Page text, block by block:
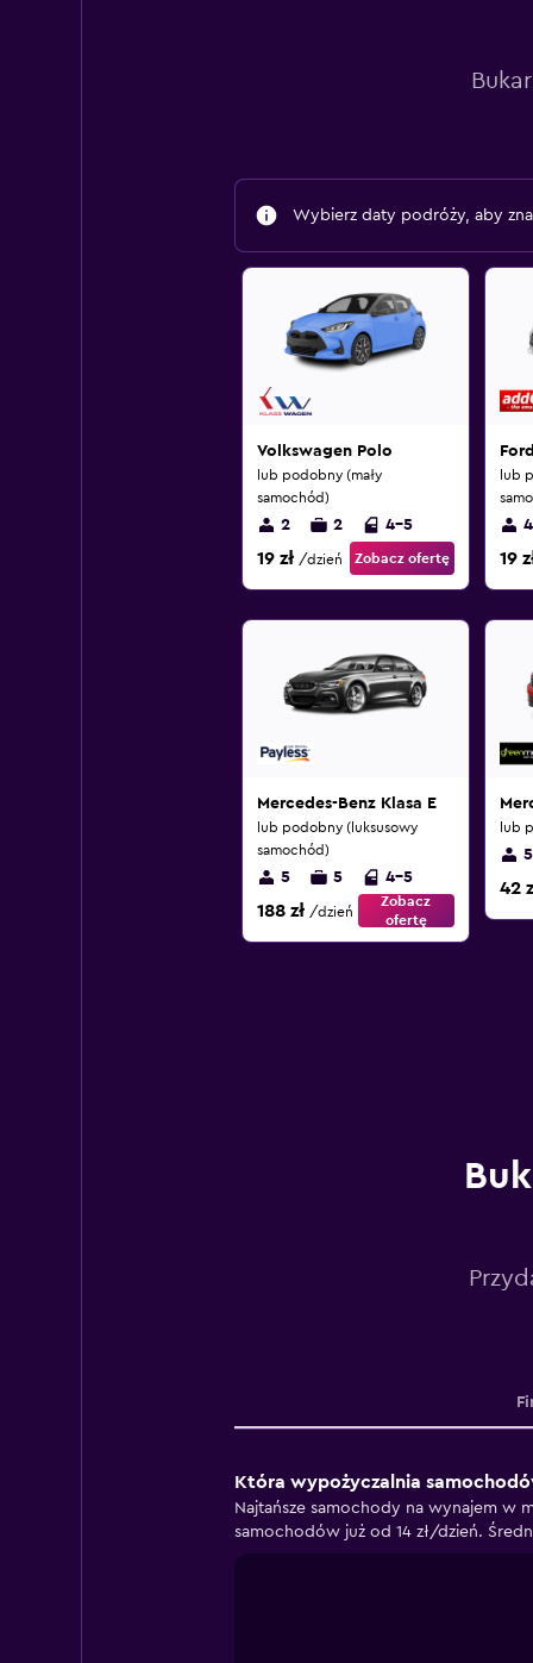
Wybierz daty podróży, aby
Volkswagen Polo
lub podobny (mały
samochód)
2 2 4-5
19 zł /dzień Zobacz ofertę
lub
4
19
Mercedes-Benz Klasa E
lub podobny (luksusowy
samochód)
5 5 4-5
188 zł /dzień
Zobacz
ofertę
lub
5
42
Która wypożyczalnia
Najtańsze samochody na wynajem w
samochodów już od 14 zł/dzień.